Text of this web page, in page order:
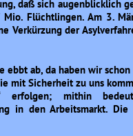
daß sich augenblicklich
Flüchtlingen. Am 3.
Verkürzung der
ebbt ab, da haben wir
mit Sicherheit zu uns
erfolgen; mithin
in den Arbeitsmarkt.